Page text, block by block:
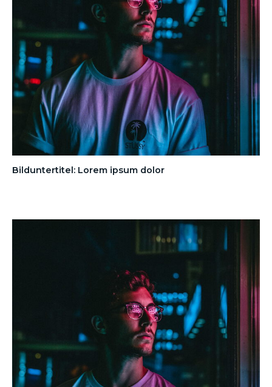
Bilduntertitel: Lorem ipsum dolor